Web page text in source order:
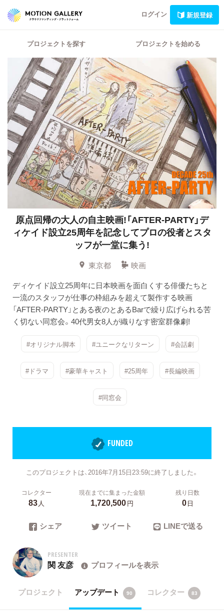
ログイン 新規登録
プロジェクトを探す プロジェクトを始める
原点回帰の大人の自主映画!「AFTER-PARTY」デ
ィケイド設立25周年を記念してプロの役者とスタ
ッフが一堂に集う!
東京都
映画
ディケイド設立25周年に日本映画を面白くする俳優たちと
一流のスタッフが仕事の枠組みを超えて製作する映画
「AFTER-PARTY」とある夜のとあるBarで繰り広げられる苦
く切ない同窓会。40代男女8人が織りなす密室群像劇!
#オリジナル脚本 #ユニークなリターン #会話劇
#ドラマ #豪華キャスト #25周年 #長編映画
#同窓会
FUNDED
このプロジェクトは、2016年7月15日23:59に終了しました。
コレクター
83人
現在までに集まった金額
1,720,500円
残り日数
0日
シェア ツイート LINEで送る
PRESENTER
関 友彦 プロフィールを表示
プロジェクト アップデート 90 コレクター 83